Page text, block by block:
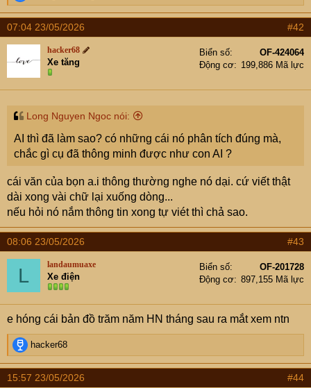
e
a
c
t
n
s
07:04 23/05/2026 #42
hacker68
Xe tăng
Biển số
OF-424064
Động cơ
199,886 Mã lực
Long Nguyen Ngoc nói:
AI thì đã làm sao? có những cái nó phân tích đúng mà,
chắc gì cụ đã thông minh được như con AI ?
cái văn của bọn a.i thông thường nghe nó dại. cứ viết thật
dài xong vài chữ lại xuống dòng...
nếu hỏi nó nắm thông tin xong tự viét thì chả sao.
08:06 23/05/2026 #43
L landaumuaxe
Xe điện
Biển số
OF-201728
Động cơ
897,155 Mã lực
e hóng cái bản đồ trăm năm HN tháng sau ra mắt xem ntn
R
e
a
hacker68
15:57 23/05/2026 #44